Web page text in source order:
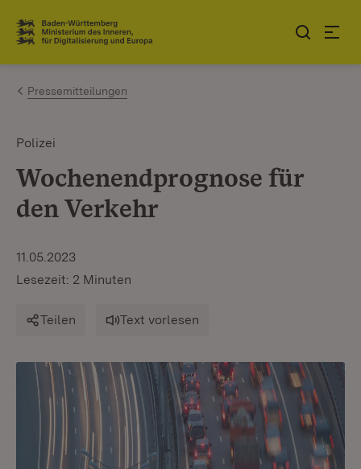
Zum Inhalt springen
Link zur Startseite
Pressemitteilungen
Polizei
Wochenendprognose für
den Verkehr
11.05.2023
Lesezeit: 2 Minuten
Teilen Text vorlesen